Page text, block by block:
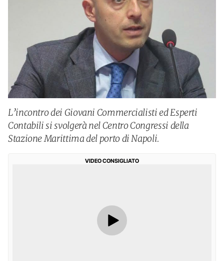
L’incontro dei Giovani Commercialisti ed Esperti
Contabili si svolgerà nel Centro Congressi della
Stazione Marittima del porto di Napoli.
VIDEO CONSIGLIATO